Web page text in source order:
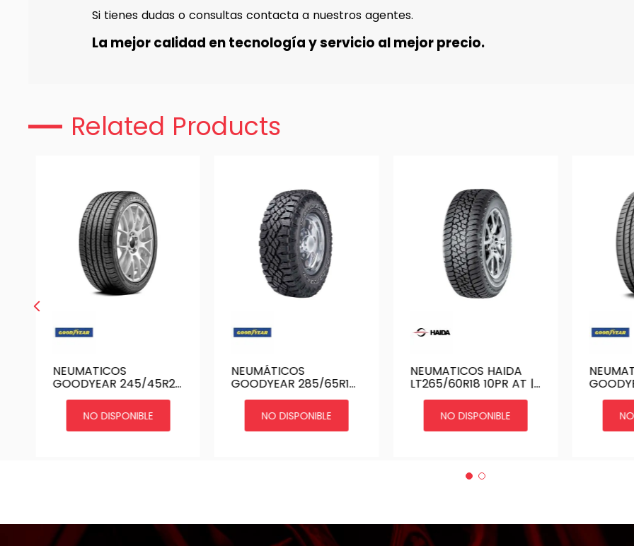
Si tienes dudas o consultas contacta a nuestros agentes.
La mejor calidad en tecnología y servicio al mejor precio.
Related Products
NEUMATICOS
GOODYEAR 245/45R20
103W XL EAGLE SPORT
NO DISPONIBLE
NEUMÁTICOS
GOODYEAR 285/65R18
WRANGLER DURATRAC
E 125QNO DISPONIBLE
NEUMATICOS HAIDA
LT265/60R18 10PR AT |
HD829
NO DISPONIBLE
265/
ASY2